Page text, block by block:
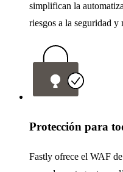
simplifican la
riesgos a la seguridad
Protección para
Fastly ofrece el WAF